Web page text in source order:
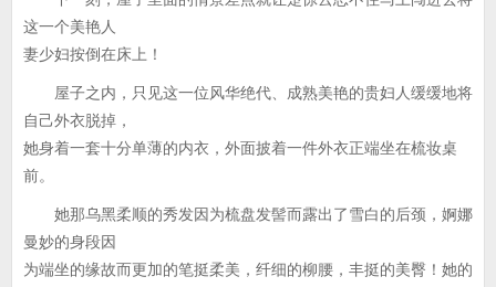
这一个美艳人
妻少妇按倒在床上！
屋子之内，只见这一位风华绝代、成熟美艳的贵妇人缓缓地将
自己外衣脱掉，
她身着一套十分单薄的内衣，外面披着一件外衣正端坐在梳妆桌
前。
她那乌黑柔顺的秀发因为梳盘发髻而露出了雪白的后颈，婀娜
曼妙的身段因
为端坐的缘故而更加的笔挺柔美，纤细的柳腰，丰挺的美臀！她的